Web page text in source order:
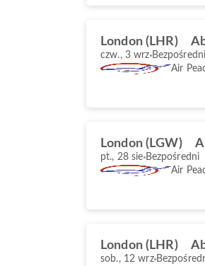
London (LHR)
czw., 3 wrz Bezpośredni
Air
London (LGW)
pt., 28 sie Bezpośredni
Air
London (LHR)
sob., 12 wrz